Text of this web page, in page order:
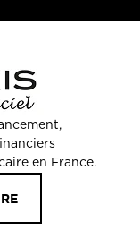
en France.